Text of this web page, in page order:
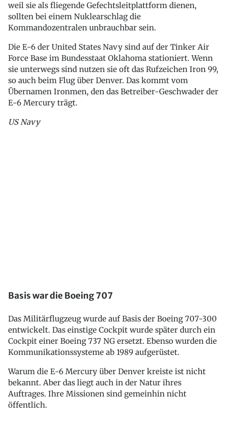
weil sie als fliegende Gefechtsleitplattform dienen,
sollten bei einem Nuklearschlag die
Kommandozentralen unbrauchbar sein.
Die E-6 der United States Navy sind auf der Tinker Air
Force Base im Bundesstaat Oklahoma stationiert. Wenn
sie unterwegs sind nutzen sie oft das Rufzeichen Iron 99,
so auch beim Flug über Denver. Das kommt vom
Übernamen Ironmen, den das Betreiber-Geschwader der
E-6 Mercury trägt.
US Navy
Basis war die Boeing 707
Das Militärflugzeug wurde auf Basis der Boeing 707-300
entwickelt. Das einstige Cockpit wurde später durch ein
Cockpit einer Boeing 737 NG ersetzt. Ebenso wurden die
Kommunikationssysteme ab 1989 aufgerüstet.
Warum die E-6 Mercury über Denver kreiste ist nicht
bekannt. Aber das liegt auch in der Natur ihres
Auftrages. Ihre Missionen sind gemeinhin nicht
öffentlich.